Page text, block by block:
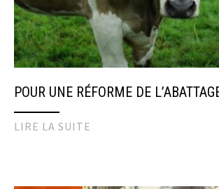
POUR UNE RÉFORME DE
LIRE LA SUITE